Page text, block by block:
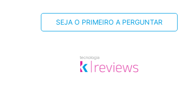
SEJA O PRIMEIRO A PERGUNTAR